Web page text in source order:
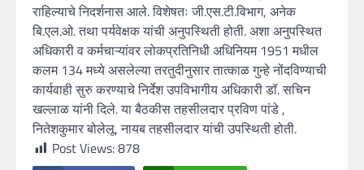
राहिल्याचे निदर्शनास आले. विशेषतः जी.एस.टी.विभाग, अनेक
बि.एल.ओ. तथा पर्यवेक्षक यांची अनुपस्थिती होती. अशा अनुपस्थित
अधिकारी व कर्मचाऱ्यांवर लोकप्रतिनिधी अधिनियम 1951 मधील
कलम 134 मध्ये असलेल्या तरतुदीनुसार तात्काळ गुन्हे नोंदविण्याची
कार्यवाही सुरु करण्याचे निर्देश उपविभागीय अधिकारी डॉ. सचिन
खल्लाळ यांनी दिले. या बैठकीस तहसीलदार प्रविण पांडे ,
नितेशकुमार बोलेलू, नायब तहसीलदार यांची उपस्थिती होती.
Post Views:878